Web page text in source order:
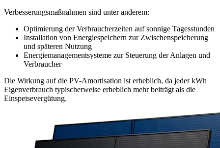
Verbesserungsmaßnahmen sind unter anderem:
Optimierung der Verbraucherzeiten auf sonnige Tagesstunden
Installation von Energiespeichern zur Zwischenspeicherung
und späteren Nutzung
Energiemanagementsysteme zur Steuerung der Anlagen und
Verbraucher
Die Wirkung auf die PV-Amortisation ist erheblich, da jeder kWh
Eigenverbrauch typischerweise erheblich mehr beiträgt als die
Einspeisevergütung.